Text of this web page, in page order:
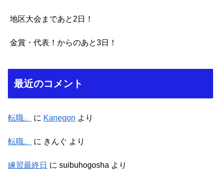
地区大会まであと2日！
金賞・代表！からのあと3日！
最近のコメント
転職。 に Kanegon より
転職。 に きんぐ より
練習最終日 に suibuhogosha より